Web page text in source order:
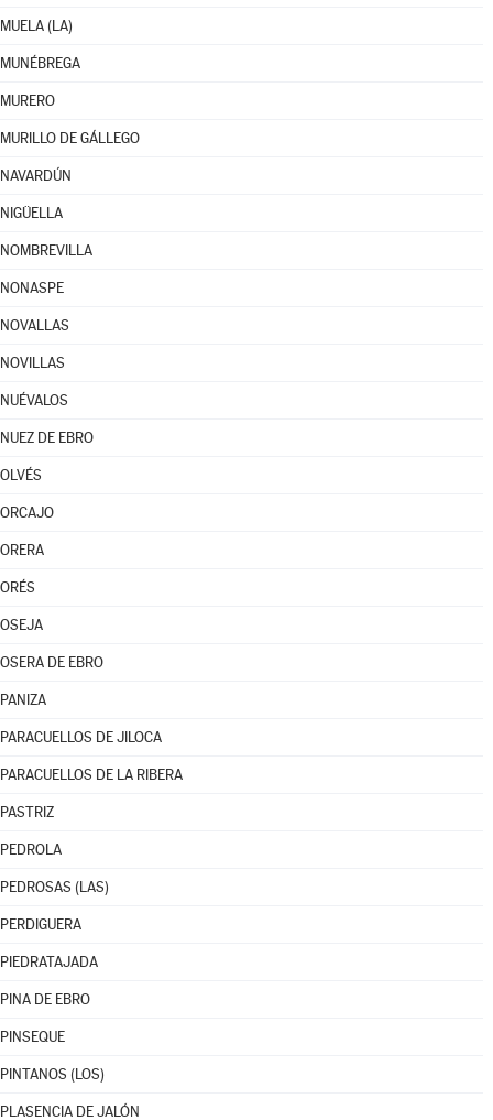
MUELA (LA)
MUNÉBREGA
MURERO
MURILLO DE GÁLLEGO
NAVARDÚN
NIGÜELLA
NOMBREVILLA
NONASPE
NOVALLAS
NOVILLAS
NUÉVALOS
NUEZ DE EBRO
OLVÉS
ORCAJO
ORERA
ORÉS
OSEJA
OSERA DE EBRO
PANIZA
PARACUELLOS DE JILOCA
PARACUELLOS DE LA RIBERA
PASTRIZ
PEDROLA
PEDROSAS (LAS)
PERDIGUERA
PIEDRATAJADA
PINA DE EBRO
PINSEQUE
PINTANOS (LOS)
PLASENCIA DE JALÓN